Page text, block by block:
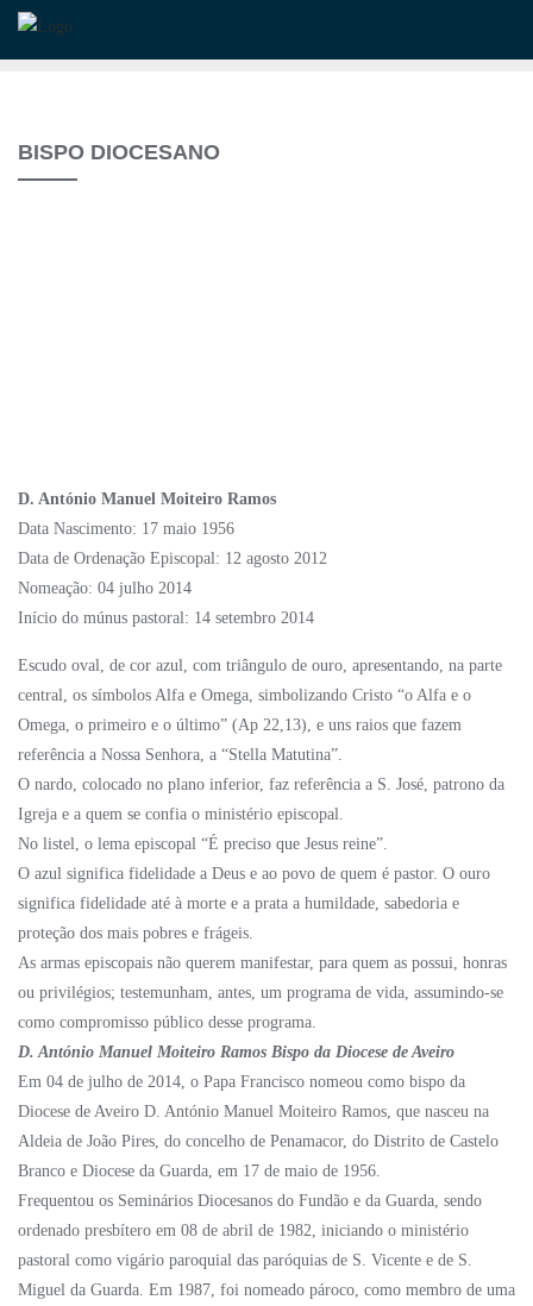
Skip
BISPO DIOCESANO
D. António Manuel Moiteiro Ramos
Data Nascimento: 17 maio 1956
Data de Ordenação Episcopal: 12 agosto 2012
Nomeação: 04 julho 2014
Início do múnus pastoral: 14 setembro 2014
Escudo oval, de cor azul, com triângulo de ouro, apresentando, na parte
central, os símbolos Alfa e Omega, simbolizando Cristo “o Alfa e o
Omega, o primeiro e o último” (Ap 22,13), e uns raios que fazem
referência a Nossa Senhora, a “Stella Matutina”.
O nardo, colocado no plano inferior, faz referência a S. José, patrono da
Igreja e a quem se confia o ministério episcopal.
No listel, o lema episcopal “É preciso que Jesus reine”.
O azul significa fidelidade a Deus e ao povo de quem é pastor. O ouro
significa fidelidade até à morte e a prata a humildade, sabedoria e
proteção dos mais pobres e frágeis.
As armas episcopais não querem manifestar, para quem as possui, honras
ou privilégios; testemunham, antes, um programa de vida, assumindo-se
como compromisso público desse programa.
D. António Manuel Moiteiro Ramos Bispo da Diocese de Aveiro
Em 04 de julho de 2014, o Papa Francisco nomeou como bispo da
Diocese de Aveiro D. António Manuel Moiteiro Ramos, que nasceu na
Aldeia de João Pires, do concelho de Penamacor, do Distrito de Castelo
Branco e Diocese da Guarda, em 17 de maio de 1956.
Frequentou os Seminários Diocesanos do Fundão e da Guarda, sendo
ordenado presbítero em 08 de abril de 1982, iniciando o ministério
pastoral como vigário paroquial das paróquias de S. Vicente e de S.
Miguel da Guarda. Em 1987, foi nomeado pároco, como membro de uma